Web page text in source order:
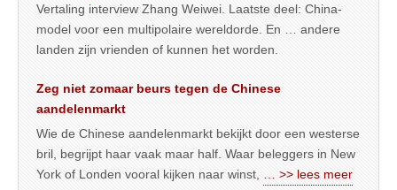
Vertaling interview Zhang Weiwei. Laatste deel: China-
model voor een multipolaire wereldorde. En … andere
landen zijn vrienden of kunnen het worden.
Zeg niet zomaar beurs tegen de Chinese
aandelenmarkt
Wie de Chinese aandelenmarkt bekijkt door een westerse
bril, begrijpt haar vaak maar half. Waar beleggers in New
York of Londen vooral kijken naar winst,
… >> lees meer